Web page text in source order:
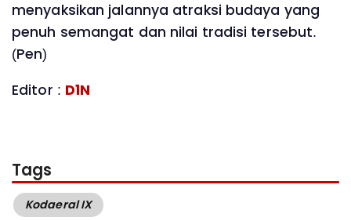
menyaksikan jalannya atraksi budaya yang
penuh semangat dan nilai tradisi tersebut.
(Pen)
Editor : D1N
Tags
Kodaeral IX